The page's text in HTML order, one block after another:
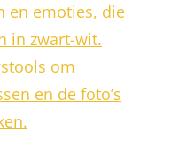
en emoties, die
in zwart-wit.
om
en de foto’s